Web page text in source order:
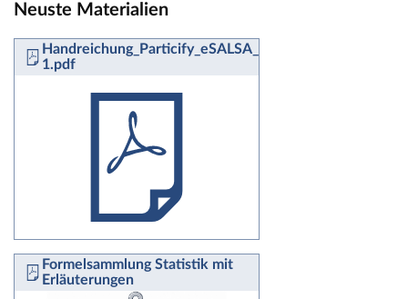
Neuste Materialien
Handreichung_Particify_eSALSA_fuerweb-
1.pdf
Formelsammlung Statistik mit
Erläuterungen